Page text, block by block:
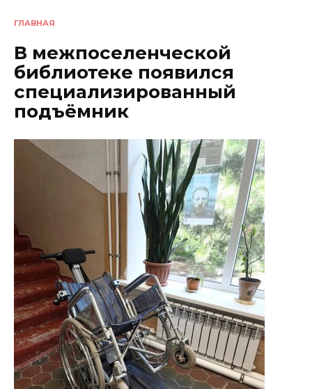
ГЛАВНАЯ
В межпоселенческой
библиотеке появился
специализированный
подъёмник